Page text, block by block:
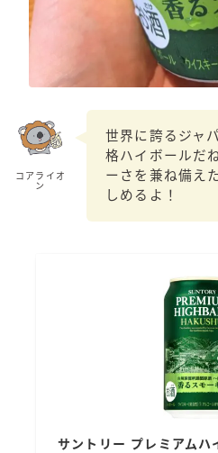
FRUITZER (フルーツ
濃いめのレモンサワー
三ツ星グレフルサワー
99.99（フォーナイン）
レモン・ザ・リッチ
男梅サワー
タカラCANチューハイ
宝焼酎のお茶割りシリー
極上レモンサワー
コアライオ
ン
世界に誇るジャ
格ハイボールだ
ーさを兼ね備え
しめるよ！
サントリー プレミアムハ